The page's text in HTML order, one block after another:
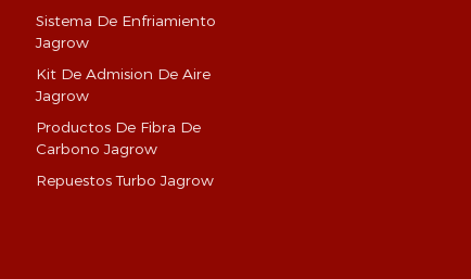
Sistema De Enfriamiento
Jagrow
Kit De Admision De Aire
Jagrow
Productos De Fibra De
Carbono Jagrow
Repuestos Turbo Jagrow